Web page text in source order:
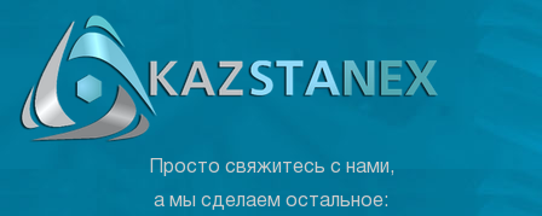
Просто свяжитесь с нами,
а мы сделаем остальное: